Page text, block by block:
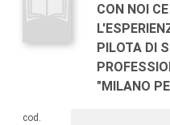
CON NOI
PILOTA DI
"MILANO
cod.